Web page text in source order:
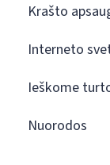
Krašto
Interneto
Ieškome
Nuorodos